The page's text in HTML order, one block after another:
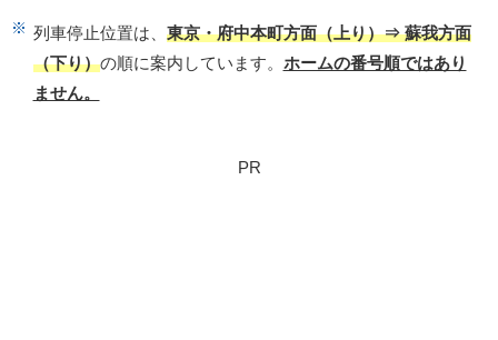
列車停止位置は、 東京・府中本町方面（上り）⇒ 蘇我方面
（下り）の順に案内しています。 ホームの番号順ではあり
ません。
PR